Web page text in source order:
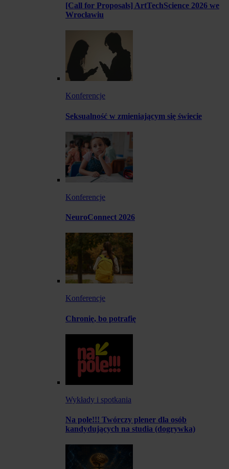
[Call for Proposals] ArtTechScience 2026 we
Wrocławiu
Konferencje
Seksualność w zmieniającym się świecie
Konferencje
NeuroConnect 2026
Konferencje
Chronię, bo potrafię
Wykłady i spotkania
Na pole!!! Twórczy plener dla osób
kandydujących na studia (dogrywka)